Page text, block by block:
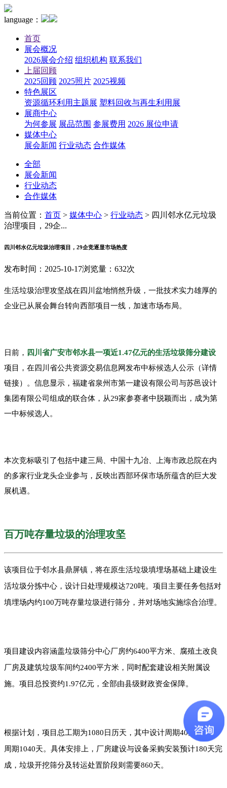
language：
首页
展会概况
2026展会介绍 组织机构 联系我们
上届回顾
2025回顾 2025照片 2025视频
特色展区
资源循环利用主题展 塑料回收与再生利用展
展商中心
为何参展 展品范围 参展费用 2026 展位申请
媒体中心
展会新闻 行业动态 合作媒体
全部
展会新闻
行业动态
合作媒体
当前位置： 首页 > 媒体中心 > 行业动态 > 四川邻水亿元垃圾
治理项目，29企...
四川邻水亿元垃圾治理项目，29企竞逐显市场热度
发布时间：2025-10-17浏览量：632次
生活垃圾治理攻坚战在四川盆地悄然升级，一批技术实力雄厚的
企业已从展会舞台转向西部项目一线，加速市场布局。
日前， 四川省广安市邻水县一项近1.47亿元的生活垃圾筛分建设
项目，在四川省公共资源交易信息网发布中标候选人公示（详情
链接）。信息显示，福建省泉州市第一建设有限公司与苏邑设计
集团有限公司组成的联合体，从29家参赛者中脱颖而出，成为第
一中标候选人。
本次竞标吸引了包括中建三局、 中国十九冶 、上海市政总院在内
的多家行业龙头企业参与，反映出西部环保市场所蕴含的巨大发
展机遇。
百万吨存量垃圾的治理攻坚
该项目位于邻水县鼎屏镇，将在原生活垃圾填埋场基础上建设生
活垃圾分拣中心，设计日处理规模达720吨。项目主要任务包括对
填埋场内约100万吨存量垃圾进行筛分，并对场地实施综合治理。
项目建设内容涵盖垃圾筛分中心厂房约6400平方米、腐殖土改良
厂房及建筑垃圾车间约2400平方米，同时配套建设相关附属设
施。项目总投资约1.97亿元，全部由县级财政资金保障。
根据计划，项目总工期为1080日历天，其中设计周期40天，施工
周期1040天。具体安排上，厂房建设与设备采购安装预计180天完
成，垃圾开挖筛分及转运处置阶段则需要860天。